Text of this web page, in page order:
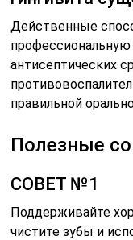
Действенные
профессиональную
антисептических
правильной
Полезные
СОВЕТ №1
Поддерживайте
чистите зубы и